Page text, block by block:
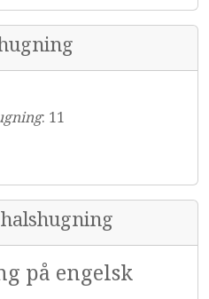
: 11
på engelsk